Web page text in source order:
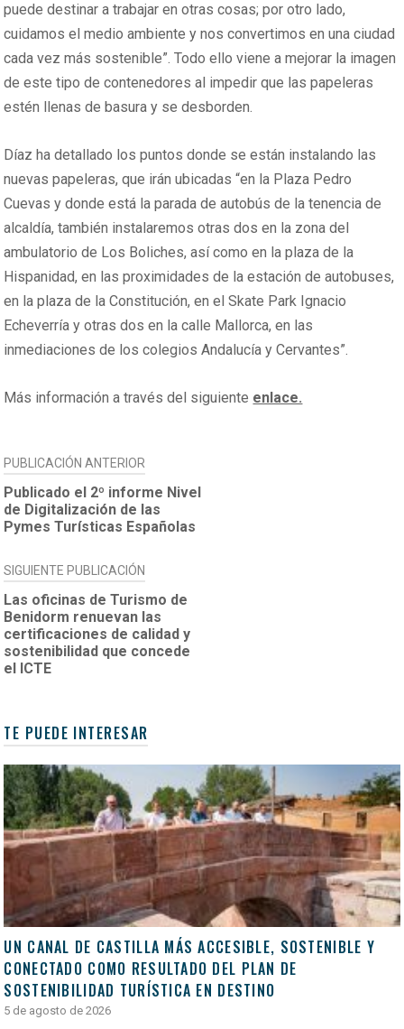
puede destinar a trabajar en otras cosas; por otro lado,
cuidamos el medio ambiente y nos convertimos en una ciudad
cada vez más sostenible”. Todo ello viene a mejorar la imagen
de este tipo de contenedores al impedir que las papeleras
estén llenas de basura y se desborden.
Díaz ha detallado los puntos donde se están instalando las
nuevas papeleras, que irán ubicadas “en la Plaza Pedro
Cuevas y donde está la parada de autobús de la tenencia de
alcaldía, también instalaremos otras dos en la zona del
ambulatorio de Los Boliches, así como en la plaza de la
Hispanidad, en las proximidades de la estación de autobuses,
en la plaza de la Constitución, en el Skate Park Ignacio
Echeverría y otras dos en la calle Mallorca, en las
inmediaciones de los colegios Andalucía y Cervantes”.
Más información a través del siguiente enlace.
NAVEGACIÓN
DE
ENTRADAS
PUBLICACIÓN ANTERIOR
Publicado el 2º informe Nivel
de Digitalización de las
Pymes Turísticas Españolas
SIGUIENTE PUBLICACIÓN
Las oficinas de Turismo de
Benidorm renuevan las
certificaciones de calidad y
sostenibilidad que concede
el ICTE
TE PUEDE INTERESAR
UN CANAL DE CASTILLA MÁS ACCESIBLE, SOSTENIBLE Y
CONECTADO COMO RESULTADO DEL PLAN DE
SOSTENIBILIDAD TURÍSTICA EN DESTINO
5 de agosto de 2026